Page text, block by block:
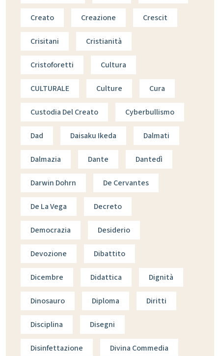
Creato Creazione Crescit
Crisitani Cristianità
Cristoforetti Cultura
CULTURALE Culture Cura
Custodia Del Creato Cyberbullismo
Dad Daisaku Ikeda Dalmati
Dalmazia Dante Dantedì
Darwin Dohrn De Cervantes
De La Vega Decreto
Democrazia Desiderio
Devozione Dibattito
Dicembre Didattica Dignità
Dinosauro Diploma Diritti
Disciplina Disegni
Disinfettazione Divina Commedia